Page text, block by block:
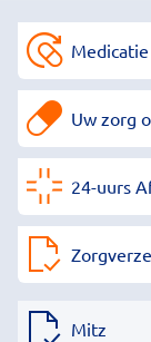
Uw zorg
24-uurs
Mitz